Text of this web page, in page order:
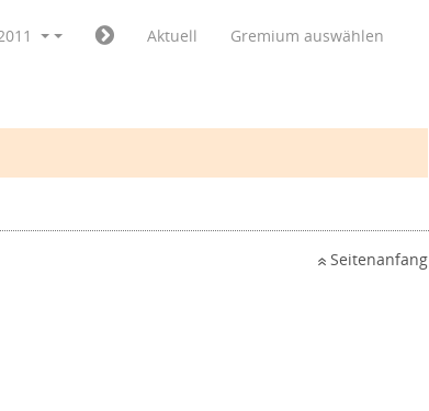
Aktuell Gremium auswählen
Seitenanfang